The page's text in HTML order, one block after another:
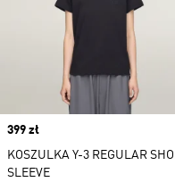
Price
399 zł
KOSZULKA Y-3 REGULAR
SLEEVE